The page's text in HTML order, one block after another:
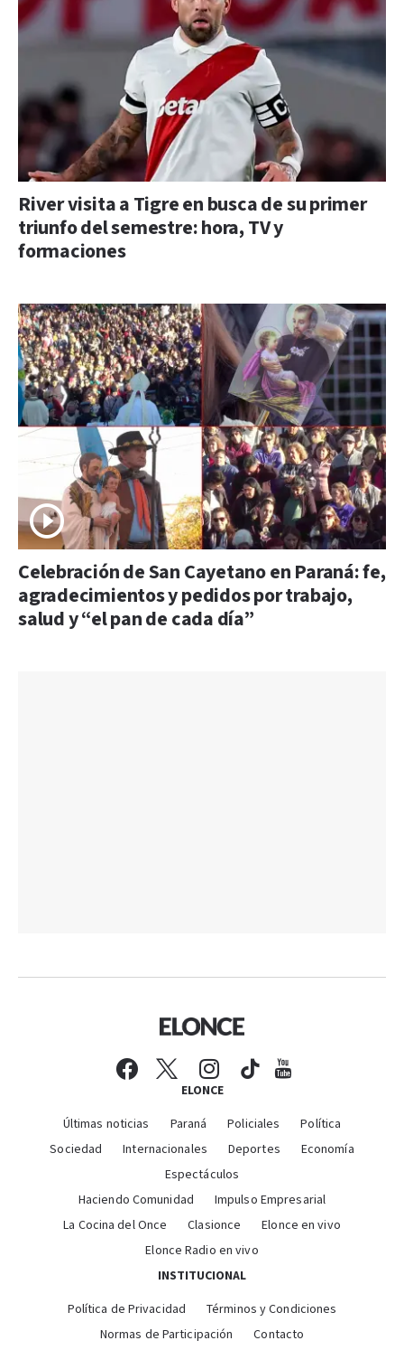
River visita a Tigre en busca de su primer
triunfo del semestre: hora, TV y
formaciones
Celebración de San Cayetano en Paraná: fe,
agradecimientos y pedidos por trabajo,
salud y “el pan de cada día”
ELONCE
Últimas noticias Paraná Policiales
Política
Sociedad
Internacionales Deportes
Economía
Espectáculos
Haciendo Comunidad
Impulso Empresarial
La Cocina del Once
Clasionce
Elonce en vivo
Elonce Radio en vivo
INSTITUCIONAL
Política de Privacidad
Términos y Condiciones
Normas de Participación
Contacto